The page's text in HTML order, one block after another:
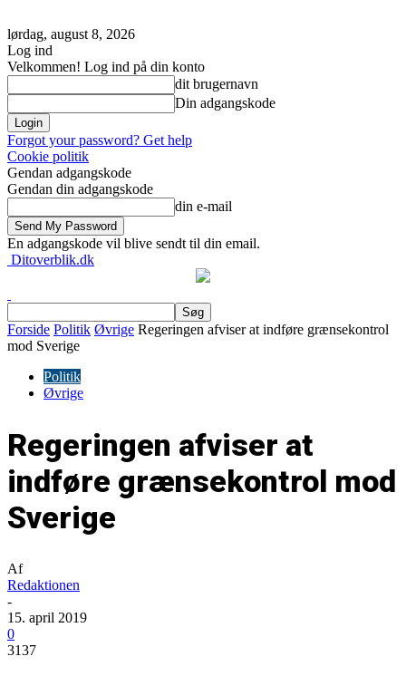
lørdag, august 8, 2026
Log ind
Velkommen! Log ind på din konto
dit brugernavn
Din adgangskode
Forgot your password? Get help
Cookie politik
Gendan adgangskode
Gendan din adgangskode
din e-mail
En adgangskode vil blive sendt til din email.
Ditoverblik.dk
Forside Politik Øvrige Regeringen afviser at indføre grænsekontrol
mod Sverige
Politik
Øvrige
Regeringen afviser at
indføre grænsekontrol mod
Sverige
Af
Redaktionen
-
15. april 2019
0
3137